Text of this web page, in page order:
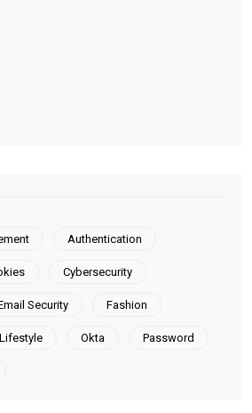
Authentication
Cybersecurity
Security Fashion
Lifestyle Okta Password